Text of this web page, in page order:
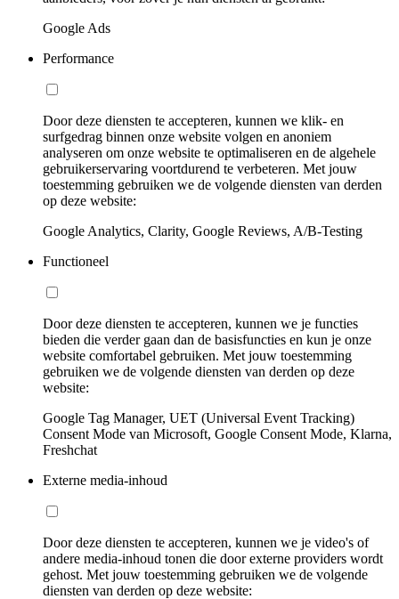
Google Ads
Performance
Door deze diensten te accepteren, kunnen we klik- en
surfgedrag binnen onze website volgen en anoniem
analyseren om onze website te optimaliseren en de algehele
gebruikerservaring voortdurend te verbeteren. Met jouw
toestemming gebruiken we de volgende diensten van derden
op deze website:
Google Analytics, Clarity, Google Reviews, A/B-Testing
Functioneel
Door deze diensten te accepteren, kunnen we je functies
bieden die verder gaan dan de basisfuncties en kun je onze
website comfortabel gebruiken. Met jouw toestemming
gebruiken we de volgende diensten van derden op deze
website:
Google Tag Manager, UET (Universal Event Tracking)
Consent Mode van Microsoft, Google Consent Mode, Klarna,
Freshchat
Externe media-inhoud
Door deze diensten te accepteren, kunnen we je video's of
andere media-inhoud tonen die door externe providers wordt
gehost. Met jouw toestemming gebruiken we de volgende
diensten van derden op deze website: